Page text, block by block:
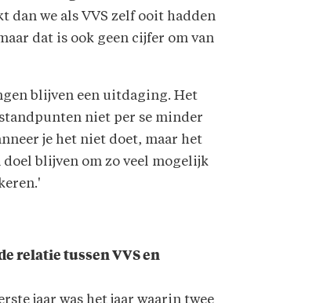
dan we als VVS zelf ooit hadden
dat is ook geen cijfer om van
blijven een uitdaging. Het
niet per se minder
je het niet doet, maar het
doel blijven om zo veel mogelijk
relatie tussen VVS en
jaar was het jaar waarin twee